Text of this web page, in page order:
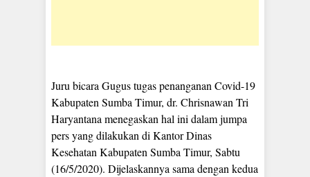
Juru bicara Gugus tugas penanganan Covid-19
Kabupaten Sumba Timur, dr. Chrisnawan Tri
Haryantana menegaskan hal ini dalam jumpa
pers yang dilakukan di Kantor Dinas
Kesehatan Kabupaten Sumba Timur, Sabtu
(16/5/2020). Dijelaskannya sama dengan kedua